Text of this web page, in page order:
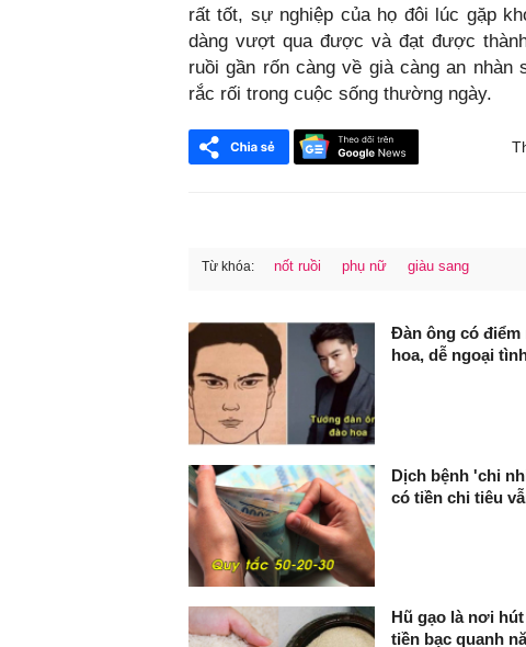
rất tốt, sự nghiệp của họ đôi lúc gặp
dàng vượt qua được và đạt được
ruồi gần rốn càng về già càng an
rắc rối trong cuộc sống thường ngày.
Từ khóa: nốt ruồi phụ nữ giàu sang
Đàn ông có điểm
hoa, dễ ngoại
Dịch bệnh 'chi
có tiền chi tiêu
Hũ gạo là nơi
tiền bạc quanh